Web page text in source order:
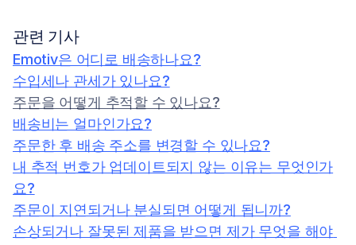
관련 기사
Emotiv은 어디로 배송하나요?
수입세나 관세가 있나요?
주문을 어떻게 추적할 수 있나요?
배송비는 얼마인가요?
주문한 후 배송 주소를 변경할 수 있나요?
내 추적 번호가 업데이트되지 않는 이유는 무엇인가
요?
주문이 지연되거나 분실되면 어떻게 됩니까?
손상되거나 잘못된 제품을 받으면 제가 무엇을 해야